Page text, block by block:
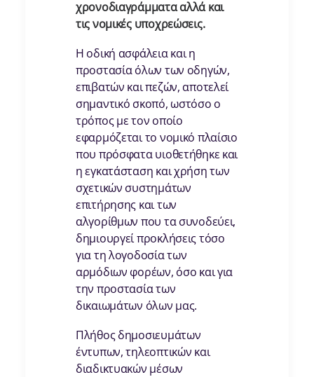
χρονοδιαγράμματα αλλά και
τις νομικές υποχρεώσεις.
Η οδική ασφάλεια και η
προστασία όλων των οδηγών,
επιβατών και πεζών, αποτελεί
σημαντικό σκοπό, ωστόσο ο
τρόπος με τον οποίο
εφαρμόζεται το νομικό πλαίσιο
που πρόσφατα υιοθετήθηκε και
η εγκατάσταση και χρήση των
σχετικών συστημάτων
επιτήρησης και των
αλγορίθμων που τα συνοδεύει,
δημιουργεί προκλήσεις τόσο
για τη λογοδοσία των
αρμόδιων φορέων, όσο και για
την προστασία των
δικαιωμάτων όλων μας.
Πλήθος δημοσιευμάτων
έντυπων, τηλεοπτικών και
διαδικτυακών μέσων